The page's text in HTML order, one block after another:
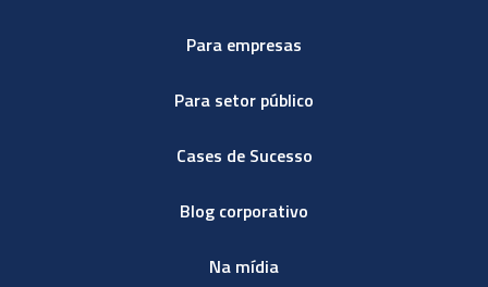
Para empresas
Para setor público
Cases de Sucesso
Blog corporativo
Na mídia